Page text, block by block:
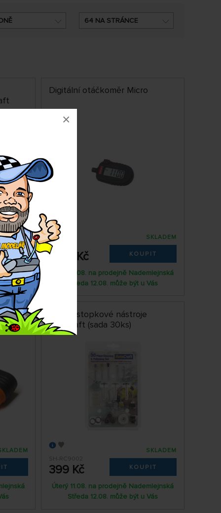
×
64 NA STRÁNCE
Digitální otáčkoměr Micro
HAN156
1 129 Kč
SKLADEM
KOUPIT
Úterý 11.08. na prodejně Nademlejnská
Středa 12.08. může být u Vás
pár)
Leštící stopkové nástroje
Rotacraft (sada 30ks)
SH-RC9002
399 Kč
SKLADEM
KOUPIT
Úterý 11.08. na prodejně Nademlejnská
Středa 12.08. může být u Vás